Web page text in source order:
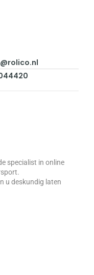
specialist in online
u deskundig laten